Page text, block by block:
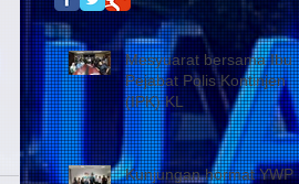
Mesyuarat bersama Ibu
Pejabat Polis Kontinjen
(IPK) KL
Kunjungan hormat YWP